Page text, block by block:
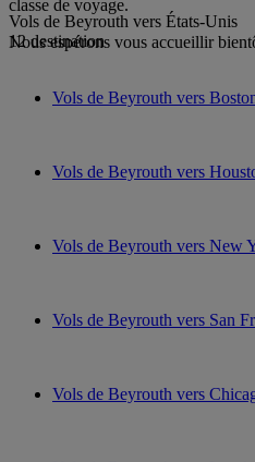
classe de voyage.
Nous espérons vous accueillir
Vols de Beyrouth vers États-Unis
12 destination
Vols de Beyrouth vers
Vols de Beyrouth vers
Vols de Beyrouth vers New
Vols de Beyrouth vers San
Vols de Beyrouth vers